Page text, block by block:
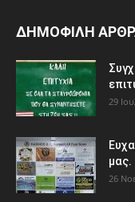
ΔΗΜΟΦΙΛΗ
29
μας.
26